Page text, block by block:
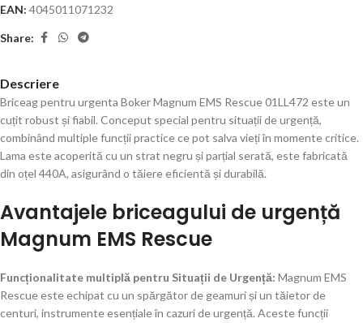
EAN: 4045011071232
Share:
Descriere
Briceag pentru urgenta Boker Magnum EMS Rescue 01LL472 este un
cuțit robust și fiabil. Conceput special pentru situații de urgență,
combinând multiple funcții practice ce pot salva vieți în momente critice.
Lama este acoperită cu un strat negru și parțial serată, este fabricată
din oțel 440A, asigurând o tăiere eficientă și durabilă.
Avantajele briceagului de urgență
Magnum EMS Rescue
Funcționalitate multiplă pentru Situații de Urgență: Magnum EMS
Rescue este echipat cu un spărgător de geamuri și un tăietor de
centuri, instrumente esențiale în cazuri de urgență. Aceste funcții